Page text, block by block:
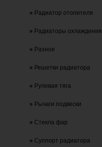
» Радиатор отопителя
» Радиаторы охлаждения
» Разное
» Решетки радиатора
» Рулевая тяга
» Рычаги подвески
» Стекла фар
» Суппорт радиатора